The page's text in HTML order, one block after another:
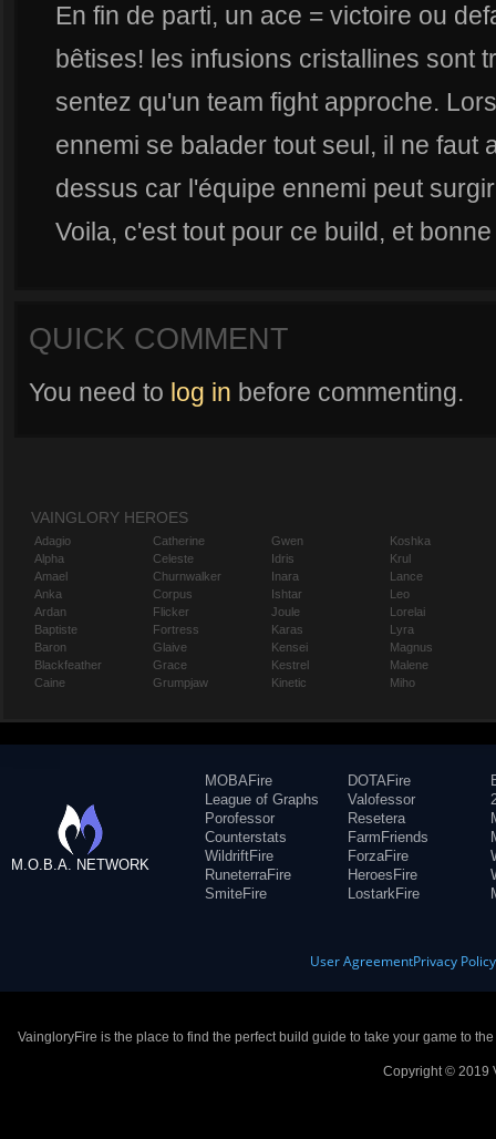
En fin de parti, un ace = victoire ou
bêtises! les infusions cristallines sont
sentez qu'un team fight approche.
ennemi se balader tout seul, il ne faut
dessus car l'équipe ennemi peut
Voila, c'est tout pour ce build, et
QUICK COMMENT
You need to log in before commenting.
VAINGLORY HEROES
Adagio
Alpha
Amael
Anka
Ardan
Baptiste
Baron
Blackfeather
Caine
Catherine
Celeste
Churnwalker
Corpus
Flicker
Fortress
Glaive
Grace
Grumpjaw
Gwen
Idris
Inara
Ishtar
Joule
Karas
Kensei
Kestrel
Kinetic
Koshka
Krul
Lance
Leo
Lorelai
Lyra
Magnus
Malene
Miho
M.O.B.A. NETWORK
MOBAFire
League of Graphs
Porofessor
Counterstats
WildriftFire
RuneterraFire
SmiteFire
DOTAFire
Valofessor
Resetera
FarmFriends
ForzaFire
HeroesFire
LostarkFire
User AgreementPrivacy Policy
VaingloryFire is the place to find the perfect build guide to take your game to
Copyright © 2019